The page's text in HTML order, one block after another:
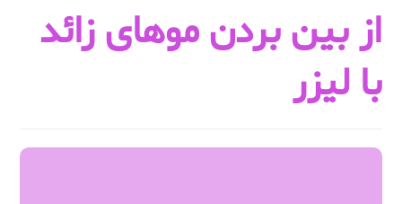
از بین بردن موهای زائد
با لیزر